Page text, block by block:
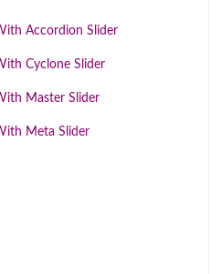
Accordion Slider
Cyclone Slider
Master Slider
Meta Slider